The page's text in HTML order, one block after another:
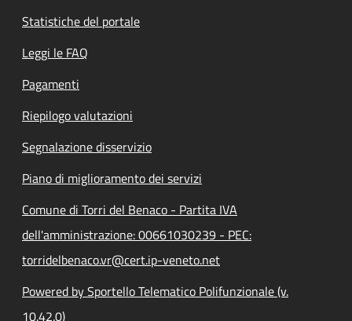
Statistiche del portale
Leggi le FAQ
Pagamenti
Riepilogo valutazioni
Segnalazione disservizio
Piano di miglioramento dei servizi
Comune di Torri del Benaco - Partita IVA
dell'amministrazione: 00661030239 - PEC:
torridelbenaco.vr@cert.ip-veneto.net
Powered by Sportello Telematico Polifunzionale (v.
10.42.0)